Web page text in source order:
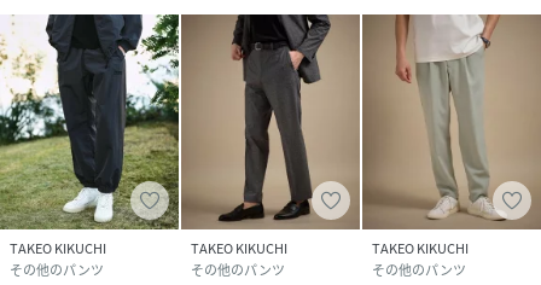
TAKEO KIKUCHI
その他のパンツ
TAKEO KIKUCHI
その他のパンツ
TAKEO KIKUCHI
その他のパンツ